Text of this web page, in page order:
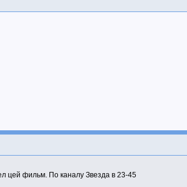
цей фильм. По каналу Звезда в 23-45